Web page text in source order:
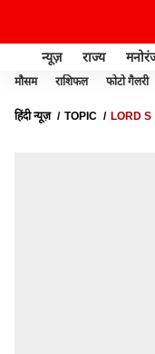
न्यूज़ राज्य
मौसम राशिफल फोटो गैलरी
हिंदी न्यूज़ TOPIC LORD S